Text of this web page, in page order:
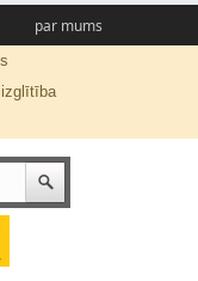
par mums